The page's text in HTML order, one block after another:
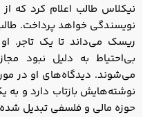
نیکلاس طالب اعلام کرد که
نویسندگی خواهد پرداخت.
ریسک می‌داند تا یک تاجر.
بی‌احتیاط به دلیل نبود
می‌شوند. دیدگاه‌های او در
نوشته‌هایش بازتاب دارد و
حوزه مالی و فلسفی تبدیل